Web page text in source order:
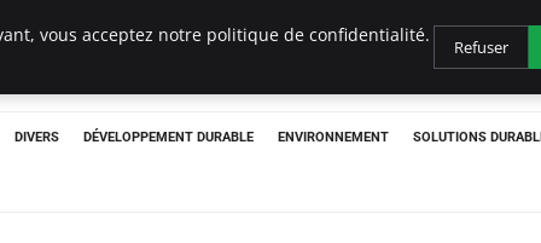
DIVERS DÉVELOPPEMENT DURABLE ENVIRONNEMENT SOLUTIONS
vous acceptez notre politique de confidentialité.
Refuser